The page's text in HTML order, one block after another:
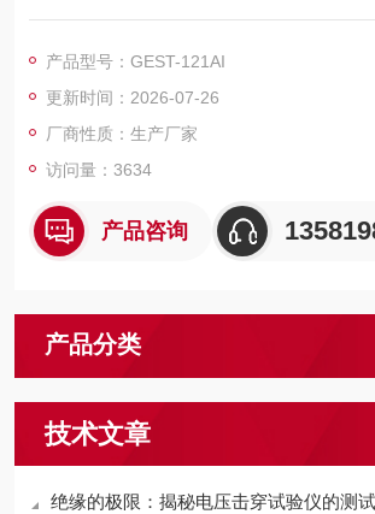
系。
产品型号：GEST-121AI
更新时间：2026-07-26
厂商性质：生产厂家
访问量：3634
产品咨询
产品分类
技术文章
绝缘的极限：揭秘电压击穿试验仪的测